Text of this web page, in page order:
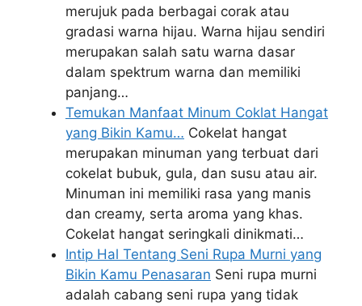
merujuk pada berbagai corak atau
gradasi warna hijau. Warna hijau sendiri
merupakan salah satu warna dasar
dalam spektrum warna dan memiliki
panjang…
Temukan Manfaat Minum Coklat Hangat
yang Bikin Kamu… Cokelat hangat
merupakan minuman yang terbuat dari
cokelat bubuk, gula, dan susu atau air.
Minuman ini memiliki rasa yang manis
dan creamy, serta aroma yang khas.
Cokelat hangat seringkali dinikmati…
Intip Hal Tentang Seni Rupa Murni yang
Bikin Kamu Penasaran Seni rupa murni
adalah cabang seni rupa yang tidak